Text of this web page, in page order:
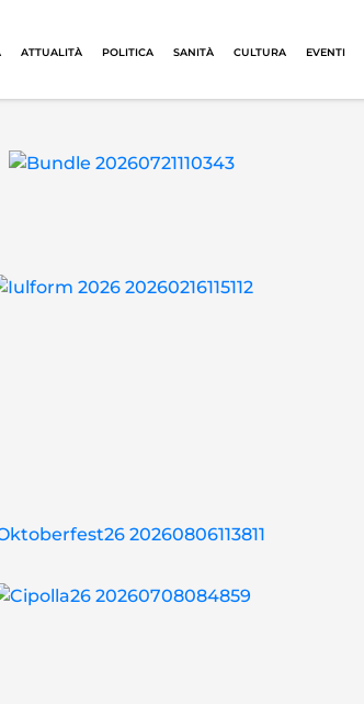
ATTUALITÀ POLITICA SANITÀ CULTURA EVENTI